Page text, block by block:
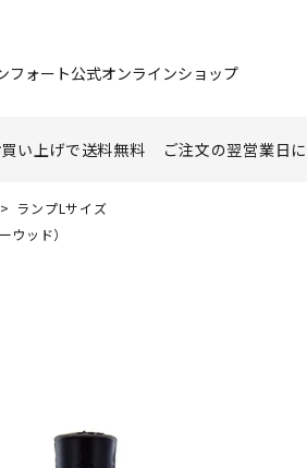
ォート公式オンラインショップ
い上げで送料無料 ご注文の翌営業日に
ランプLサイズ
ッド）